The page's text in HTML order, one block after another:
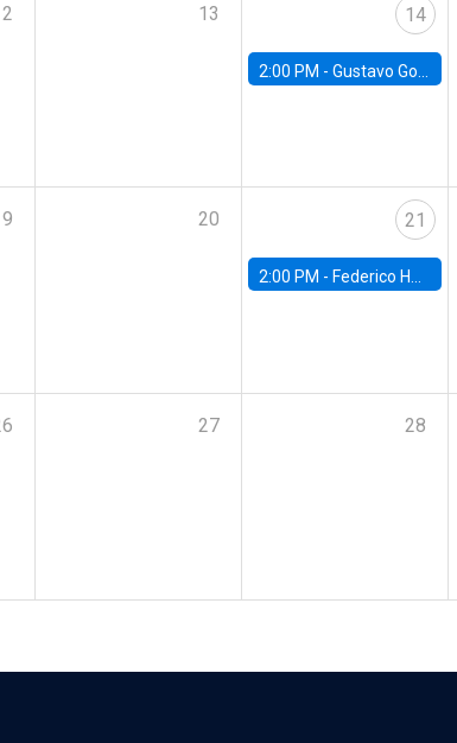
13 14
2:00 PM - Gustavo González - Banco Central de Chile
20 21
2:00 PM - Federico Huneeus - Banco Central de Chile
27 28